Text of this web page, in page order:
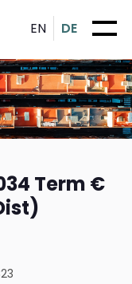
EN DE
Term €